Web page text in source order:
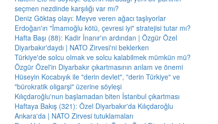
seçmen nezdinde karşılığı var mı?
Deniz Göktaş olayı: Meyve veren ağacı taşlıyorlar
Erdoğan'ın "İmamoğlu kötü, çevresi iyi" stratejisi tutar mı?
Hafta Başı (88): Kadir İnanır'ın ardından | Özgür Özel
Diyarbakır'daydı | NATO Zirvesi'ni beklerken
Türkiye'de solcu olmak ve solcu kalabilmek mümkün mü?
Özgür Özel'in Diyarbakır çıkartmasının anlam ve önemi
Hüseyin Kocabıyık ile "derin devlet", "derin Türkiye" ve
"bürokratik oligarşi" üzerine söyleşi
Kılıçdaroğlu'nun başlamadan biten İstanbul çıkartması
Haftaya Bakış (321): Özel Diyarbakır'da Kılıçdaroğlu
Ankara'da | NATO Zirvesi tutuklamaları